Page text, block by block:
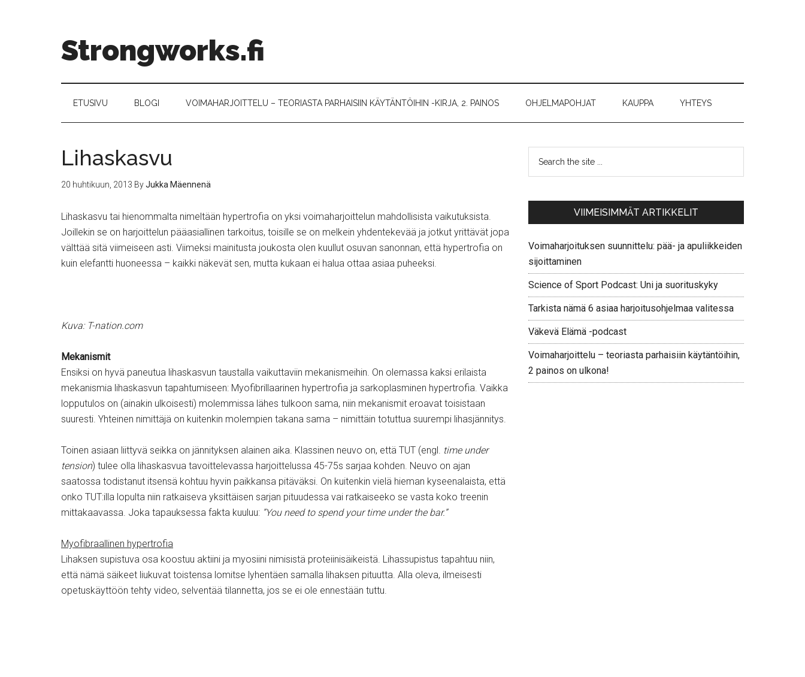
Strongworks.fi
ETUSIVU BLOGI VOIMAHARJOITTELU – TEORIASTA PARHAISIIN KÄYTÄNTÖIHIN -KIRJA, 2. PAINOS OHJELMAPOHJAT KAUPPA YHTEYS
Lihaskasvu
20 huhtikuun, 2013 ByJukka Mäennenä
Lihaskasvu tai hienommalta nimeltään hypertrofia on yksi voimaharjoittelun mahdollisista vaikutuksista.
Joillekin se on harjoittelun pääasiallinen tarkoitus, toisille se on melkein yhdentekevää ja jotkut yrittävät jopa
välttää sitä viimeiseen asti. Viimeksi mainitusta joukosta olen kuullut osuvan sanonnan, että hypertrofia on
kuin elefantti huoneessa – kaikki näkevät sen, mutta kukaan ei halua ottaa asiaa puheeksi.
Kuva: T-nation.com
Mekanismit
Ensiksi on hyvä paneutua lihaskasvun taustalla vaikuttaviin mekanismeihin. On olemassa kaksi erilaista
mekanismia lihaskasvun tapahtumiseen: Myofibrillaarinen hypertrofia ja sarkoplasminen hypertrofia. Vaikka
lopputulos on (ainakin ulkoisesti) molemmissa lähes tulkoon sama, niin mekanismit eroavat toisistaan
suuresti. Yhteinen nimittäjä on kuitenkin molempien takana sama – nimittäin totuttua suurempi lihasjännitys.
Toinen asiaan liittyvä seikka on jännityksen alainen aika. Klassinen neuvo on, että TUT (engl. time under
tension) tulee olla lihaskasvua tavoittelevassa harjoittelussa 45-75s sarjaa kohden. Neuvo on ajan
saatossa todistanut itsensä kohtuu hyvin paikkansa pitäväksi. On kuitenkin vielä hieman kyseenalaista, että
onko TUT:illa lopulta niin ratkaiseva yksittäisen sarjan pituudessa vai ratkaiseeko se vasta koko treenin
mittakaavassa. Joka tapauksessa fakta kuuluu: ”You need to spend your time under the bar.”
Myofibraallinen hypertrofia
Lihaksen supistuva osa koostuu aktiini ja myosiini nimisistä proteiinisäikeistä. Lihassupistus tapahtuu niin,
että nämä säikeet liukuvat toistensa lomitse lyhentäen samalla lihaksen pituutta. Alla oleva, ilmeisesti
opetuskäyttöön tehty video, selventää tilannetta, jos se ei ole ennestään tuttu.
VIIMEISIMMÄT ARTIKKELIT
Voimaharjoituksen suunnittelu: pää- ja apuliikkeiden
sijoittaminen
Science of Sport Podcast: Uni ja suorituskyky
Tarkista nämä 6 asiaa harjoitusohjelmaa valitessa
Väkevä Elämä -podcast
Voimaharjoittelu – teoriasta parhaisiin käytäntöihin,
2 painos on ulkona!